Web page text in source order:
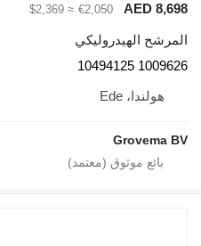
AED
€2,050
≈ $2,369
الهيدروليكي
1009626
هولندا، Ede
Grovema